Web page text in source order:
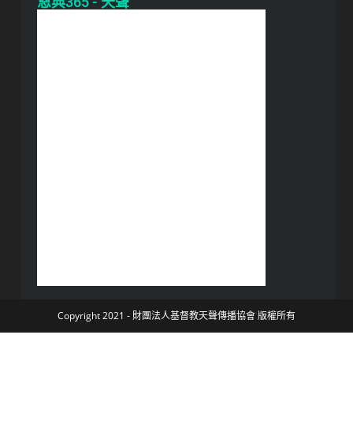
Copyright 2021 - 財團法人基督教天聲傳播協會 版權所有